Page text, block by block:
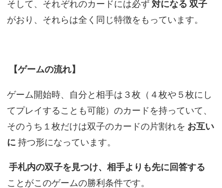
そして、それぞれのカードには必ず 対になる 双子
がおり、それらは全く同じ特徴をもっています。
【ゲームの流れ】
ゲーム開始時、自分と相手は３枚（４枚や５枚にし
てプレイすることも可能）のカードを持っていて、
そのうち１枚だけは双子のカードの片割れを お互い
に 持つ形になっています。
手札内の双子を見つけ、相手よりも先に回答する
ことがこのゲームの勝利条件です。